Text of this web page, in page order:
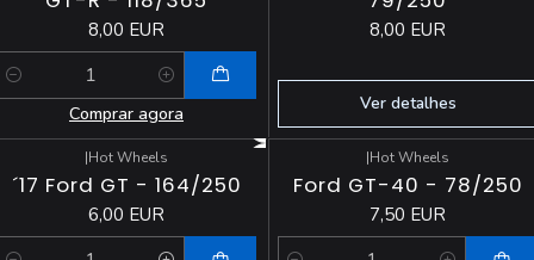
8,00 EUR
Comprar agora
8,00 EUR
Ver detalhes
|Hot Wheels
´17 Ford GT - 164/250
6,00 EUR
|Hot Wheels
Ford GT-40 - 78/250
7,50 EUR